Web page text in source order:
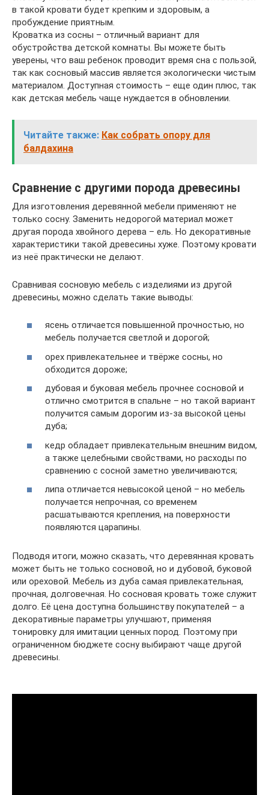
в такой кровати будет крепким и здоровым, а
пробуждение приятным.
Кроватка из сосны – отличный вариант для
обустройства детской комнаты. Вы можете быть
уверены, что ваш ребенок проводит время сна с пользой,
так как сосновый массив является экологически чистым
материалом. Доступная стоимость – еще один плюс, так
как детская мебель чаще нуждается в обновлении.
Читайте также: Как собрать опору для
балдахина
Сравнение с другими порода древесины
Для изготовления деревянной мебели применяют не
только сосну. Заменить недорогой материал может
другая порода хвойного дерева – ель. Но декоративные
характеристики такой древесины хуже. Поэтому кровати
из неё практически не делают.
Сравнивая сосновую мебель с изделиями из другой
древесины, можно сделать такие выводы:
ясень отличается повышенной прочностью, но
мебель получается светлой и дорогой;
орех привлекательнее и твёрже сосны, но
обходится дороже;
дубовая и буковая мебель прочнее сосновой и
отлично смотрится в спальне – но такой вариант
получится самым дорогим из-за высокой цены
дуба;
кедр обладает привлекательным внешним видом,
а также целебными свойствами, но расходы по
сравнению с сосной заметно увеличиваются;
липа отличается невысокой ценой – но мебель
получается непрочная, со временем
расшатываются крепления, на поверхности
появляются царапины.
Подводя итоги, можно сказать, что деревянная кровать
может быть не только сосновой, но и дубовой, буковой
или ореховой. Мебель из дуба самая привлекательная,
прочная, долговечная. Но сосновая кровать тоже служит
долго. Её цена доступна большинству покупателей – а
декоративные параметры улучшают, применяя
тонировку для имитации ценных пород. Поэтому при
ограниченном бюджете сосну выбирают чаще другой
древесины.